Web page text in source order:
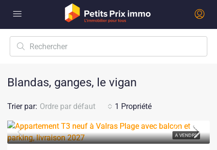
Blandas, ganges, le vigan
1 Propriété
Trier par: Ordre par défaut
A VENDRE